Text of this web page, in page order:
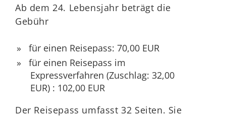
Ab dem 24. Lebensjahr beträgt die
Gebühr
für einen Reisepass: 70,00 EUR
für einen Reisepass im
Expressverfahren (Zuschlag: 32,00
EUR) : 102,00 EUR
Der Reisepass umfasst 32 Seiten. Sie